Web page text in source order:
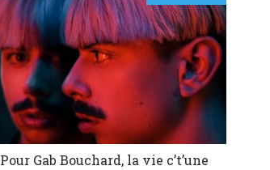
Pour Gab Bouchard, la vie c’t’une